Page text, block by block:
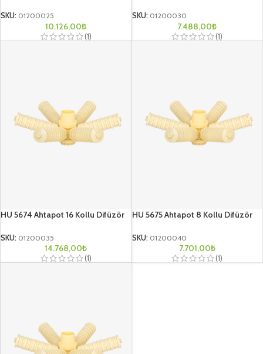
SKU: 01200025
10.126,00₺
(1)
SKU: 01200030
7.488,00₺
(1)
HU 5674 Ahtapot 16 Kollu Difüzör
SKU: 01200035
14.768,00₺
(1)
HU 5675 Ahtapot 8 Kollu Difüzör
SKU: 01200040
7.701,00₺
(1)